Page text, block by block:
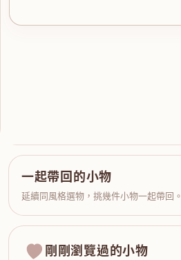
一起帶回的小物
延續同風格選物，挑幾件小物一起帶回。
剛剛瀏覽過的小物